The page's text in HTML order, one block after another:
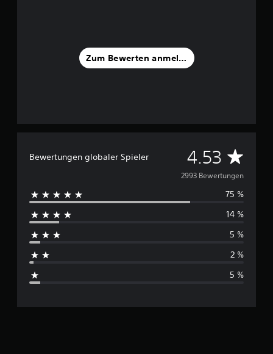
Zum Bewerten anmelden
Bewertungen globaler Spieler 4.53 D
u
r
c
h
h
2993 Bewertungen
75 %
14 %
5 %
2 %
5 %